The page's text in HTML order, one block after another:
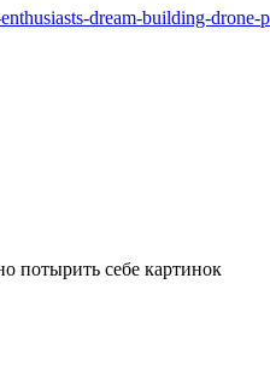
dream-building-drone-
потырить себе картинок